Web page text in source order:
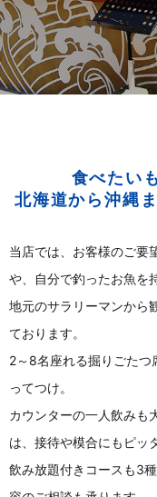
食べたい
北海道から沖縄
当店では、お客様のご要
や、自分で釣ったお魚を
地元のサラリーマンから
ております。
2～8名座れる掘りごたつ
ってつけ。
カウンターの一人飲みも
は、接待や模合にもピッ
飲み放題付きコースも3